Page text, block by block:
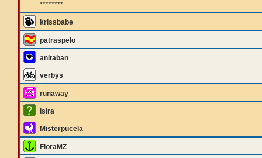
********
krissbabe
patraspelo
anitaban
verbys
runaway
isira
Misterpucela
FloraMZ